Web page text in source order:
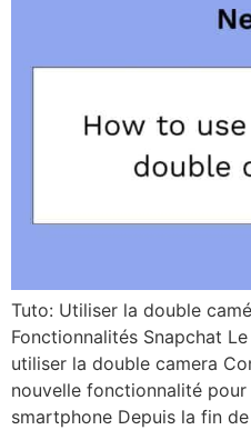
Tuto: Utiliser la double
Fonctionnalités Snapchat
utiliser la double camera
nouvelle fonctionnalité
smartphone Depuis la fin